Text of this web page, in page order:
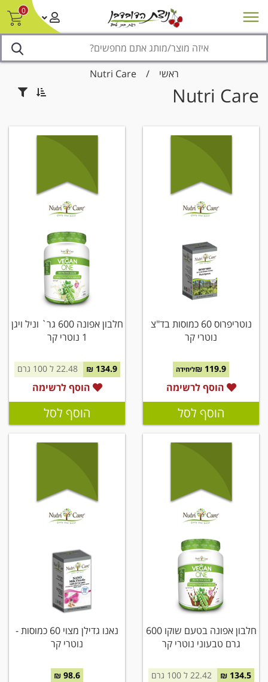
0
מבצעים סניפים צור קשר/ביטול הזמנה
ראשי /
Nutri Care
Nutri Care
נוטריפרוס 60 כמוסות בד"צ
נוטרי קר
119.9 ₪ ליחידה
הוסף לרשימה
הוסף לסל
חלבון אפונה 600 גר` וניל ויגן
1 נוטרי קר
134.9 ₪ 22.48 ל 100 גרם
הוסף לרשימה
הוסף לסל
חלבון אפונה בטעם שוקו 600
גרם טבעוני נוטרי קר
134.5 ₪ 22.42 ל 100 גרם
נאנו גדילן מצוי 60 כמוסות -
נוטרי קר
98.6 ₪